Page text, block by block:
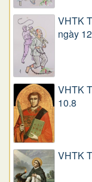
VHTK
ngày
VHTK
10.8
VHTK